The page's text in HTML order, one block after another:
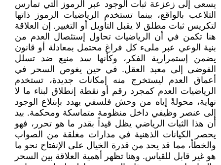
يسعى إلى زعزعة ثبات الوجود عبر الرموز التي تمارس
التلاعب بالواقع، بينما تستخدم الرياضيات الرموز ذاتها
لتكريس ثبات مطلق لا يقبل التأويل أو التغيير. إن العلاقة
هنا تكمن في أن الرياضيات تحاول إستئصال العدم من
بنية الوعي عبر ملىء كل فراغ محتمل بمعادلة أو قانون
يضمن إستمرارية الفكر، وكأنها سد منيع ضد تسلل
الفوضى إلى معبد العقل. في حين يغوص السحر في
أعماق العدم ليستخرج منه إمكانات جديدة، تستخدم
الرياضيات العدم كمجرد رقم أو نقطة إنطلاق لبناء ما لا
نهاية، محولةً إياه من وحش فلسفي يهدد بإبتلاع الوجود
إلى عنصر وظيفي داخل منظومة متماسكة ومحكمة. بيد
أن هذا الثبات الرياضي يظل قيداً بقدر ما هو تحرر، فهو
يحصر الكيانات الذهنية في مدارات مغلقة من الصواب
والخطأ، مما قد يحد من قدرة الخيال على الإنفتاح نحو ما
هو غير قابل للقياس. وهنا تظهر أهمية العلاقة بين السحر